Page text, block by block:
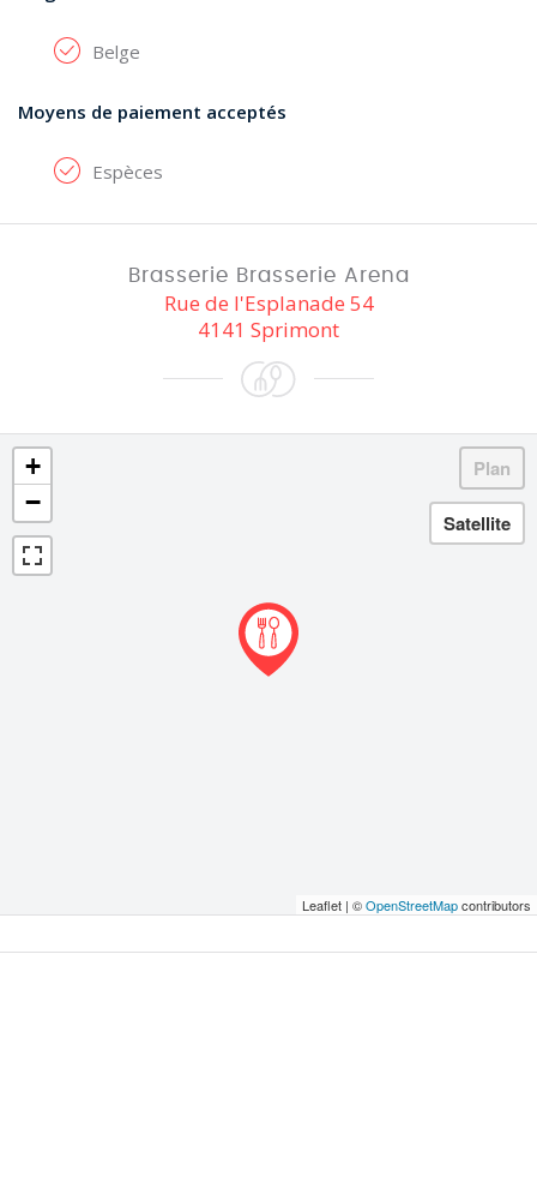
Belge
Moyens de paiement acceptés
Espèces
Brasserie Brasserie Arena
Rue de l'Esplanade 54
4141 Sprimont
+
−
Leaflet | ©OpenStreetMapcontributors